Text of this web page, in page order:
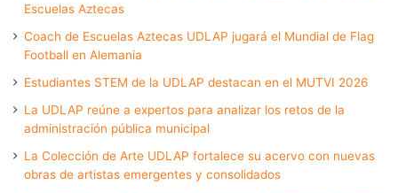
Escuelas Aztecas
Coach de Escuelas Aztecas UDLAP jugará el Mundial de Flag
Football en Alemania
Estudiantes STEM de la UDLAP destacan en el MUTVI 2026
La UDLAP reúne a expertos para analizar los retos de la
administración pública municipal
La Colección de Arte UDLAP fortalece su acervo con nuevas
obras de artistas emergentes y consolidados